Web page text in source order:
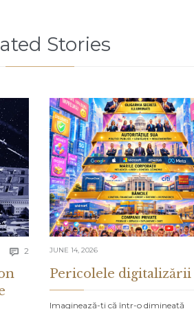
Stories
 2 Comments
JUNE 14, 2026
Pericolele digitalizării
Imaginează-ți că într-o dimineață